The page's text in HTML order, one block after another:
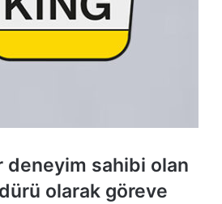
deneyim sahibi olan
olarak göreve